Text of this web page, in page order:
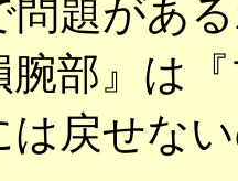
問題があ
腕部』は
は戻せな